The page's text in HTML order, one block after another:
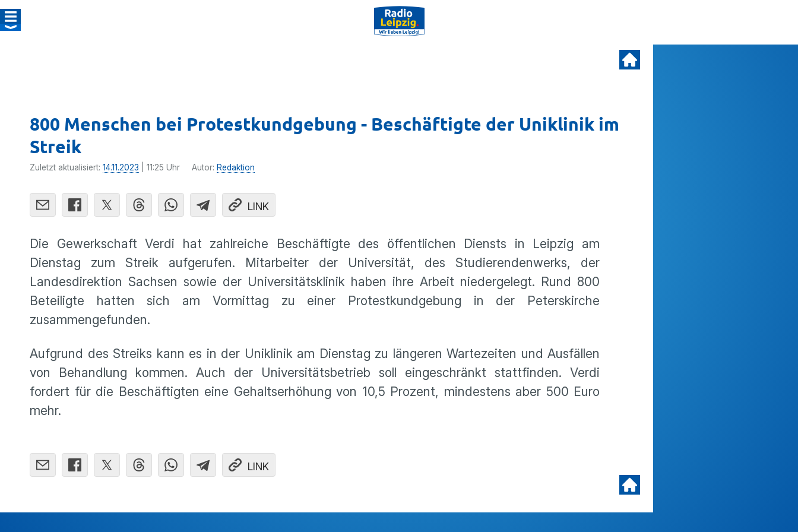
800 Menschen bei Protestkundgebung - Beschäftigte der Uniklinik im
Streik
Zuletzt aktualisiert: 14.11.2023 | 11:25 Uhr Autor: Redaktion
LINK
Die Gewerkschaft Verdi hat zahlreiche Beschäftigte des öffentlichen Diensts in Leipzig am
Dienstag zum Streik aufgerufen. Mitarbeiter der Universität, des Studierendenwerks, der
Landesdirektion Sachsen sowie der Universitätsklinik haben ihre Arbeit niedergelegt. Rund 800
Beteiligte hatten sich am Vormittag zu einer Protestkundgebung in der Peterskirche
zusammengefunden.
Aufgrund des Streiks kann es in der Uniklinik am Dienstag zu längeren Wartezeiten und Ausfällen
von Behandlung kommen. Auch der Universitätsbetrieb soll eingeschränkt stattfinden. Verdi
fordert für die Beschäftigten eine Gehaltserhöhung von 10,5 Prozent, mindestens aber 500 Euro
mehr.
LINK